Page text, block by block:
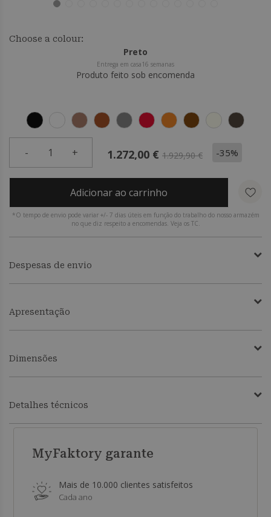
Choose a colour:
Preto
Entrega em casa16 semanas
Produto feito sob encomenda
- 1 + 1.272,00 € 1.929,90 € -35%
Adicionar ao carrinho
*O tempo de envio pode variar +/- 7 dias úteis em função do trabalho do nosso armazém
no que diz respeito a encomendas. Veja os TC.
Despesas de envio
Apresentação
Dimensões
Detalhes técnicos
MyFaktory garante
Mais de 10.000 clientes satisfeitos
Cada ano